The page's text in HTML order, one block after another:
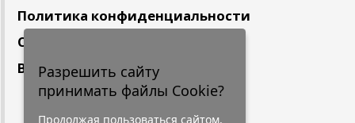
Политика конфиденциальности
Сотрудничество
Вакансии
Подпишитесь
Разрешить сайту
принимать файлы Cookie?
Продолжая пользоваться сайтом,